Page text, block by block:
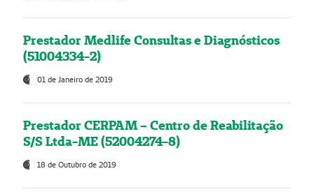
Prestador Medlife Consultas e Diagnósticos
(51004334-2)
01 de Janeiro de 2019
Prestador CERPAM – Centro de Reabilitação
S/S Ltda-ME (52004274-8)
18 de Outubro de 2019